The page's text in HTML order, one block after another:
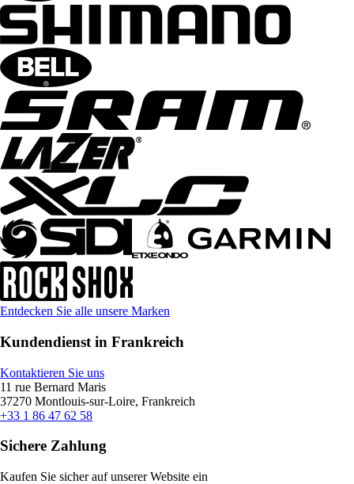
Entdecken Sie alle unsere Marken
Kundendienst in Frankreich
Kontaktieren Sie uns
11 rue Bernard Maris
37270 Montlouis-sur-Loire, Frankreich
+33 1 86 47 62 58
Sichere Zahlung
Kaufen Sie sicher auf unserer Website ein